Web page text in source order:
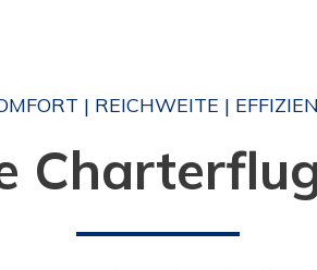
| REICHWEITE |